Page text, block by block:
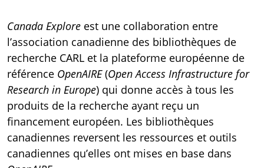
Canada Explore est une collaboration entre
l’association canadienne des bibliothèques de
recherche CARL et la plateforme européenne de
référence OpenAIRE(Open Access Infrastructure for
Research in Europe) qui donne accès à tous les
produits de la recherche ayant reçu un
financement européen. Les bibliothèques
canadiennes reversent les ressources et outils
canadiennes qu’elles ont mises en base dans